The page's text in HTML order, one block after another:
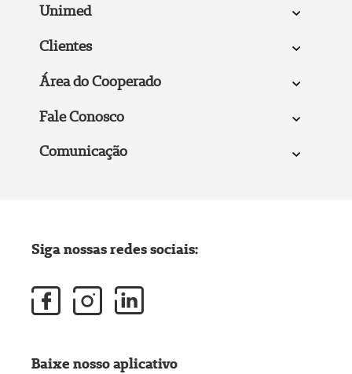
Unimed
Clientes
Área do Cooperado
Fale Conosco
Comunicação
Siga nossas redes sociais:
Baixe nosso aplicativo